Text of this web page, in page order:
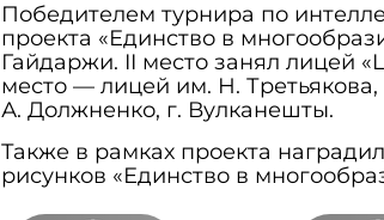
Победителем турнира по
проекта «Единство в
Гайдаржи. II место занял лицей
место — лицей им. Н.
А. Должненко, г. Вулканешты.
Также в рамках проекта
рисунков «Единство в